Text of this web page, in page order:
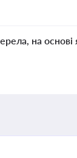
на основі